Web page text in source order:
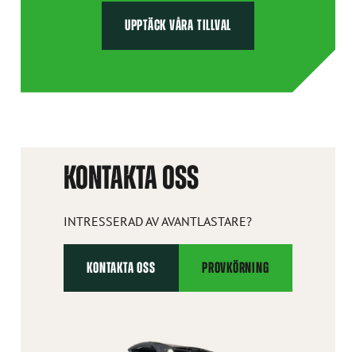
UPPTÄCK VÅRA TILLVAL
KONTAKTA OSS
INTRESSERAD AV AVANTLASTARE?
KONTAKTA OSS PROVKÖRNING